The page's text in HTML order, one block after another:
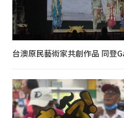
台澳原民藝術家共創作品 同登